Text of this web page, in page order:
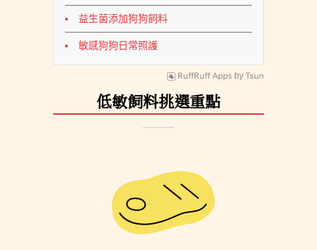
益生菌添加狗狗飼料
敏感狗狗日常照護
RuffRuff Apps by Tsun
低敏飼料挑選重點